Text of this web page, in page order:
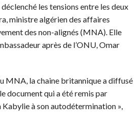
les tensions entre les deux
ministre algérien des affaires
des non-alignés (MNA). Elle
après de l’ONU, Omar
MNA, la chaine britannique a diffusé
document qui a été remis par
Kabylie à son autodétermination »,